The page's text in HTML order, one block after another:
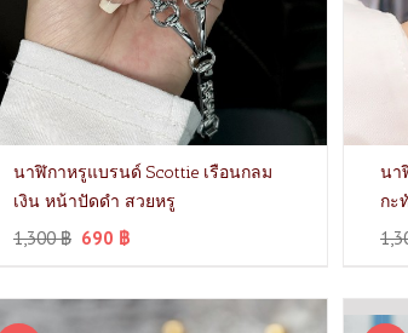
นาฬิกาหรูแบรนด์ Scottie เรือนกลม
เงิน หน้าปัดดำ สวยหรู
1,300฿ 690 ฿
นา
กะ